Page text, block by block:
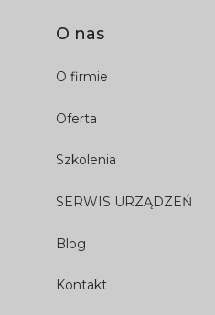
O nas
O firmie
Oferta
Szkolenia
SERWIS URZĄDZEŃ
Blog
Kontakt